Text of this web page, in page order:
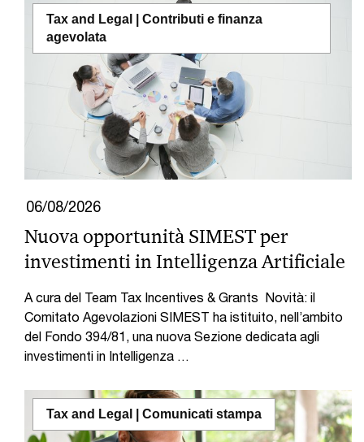
Tax and Legal | Contributi e finanza
agevolata
06/08/2026
Nuova opportunità SIMEST per
investimenti in Intelligenza Artificiale
A cura del Team Tax Incentives & Grants Novità: il
Comitato Agevolazioni SIMEST ha istituito, nell’ambito
del Fondo 394/81, una nuova Sezione dedicata agli
investimenti in Intelligenza …
Tax and Legal | Comunicati stampa